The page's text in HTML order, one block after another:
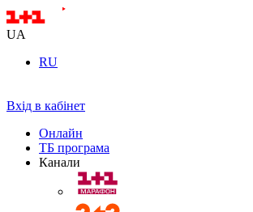
UA
RU
Вхід в кабінет
Онлайн
ТБ програма
Канали